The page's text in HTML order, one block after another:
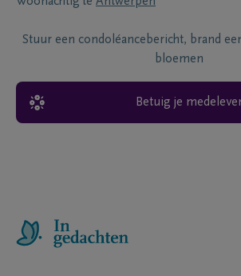
Stuur een condoléancebericht, brand
bloemen
Betuig je